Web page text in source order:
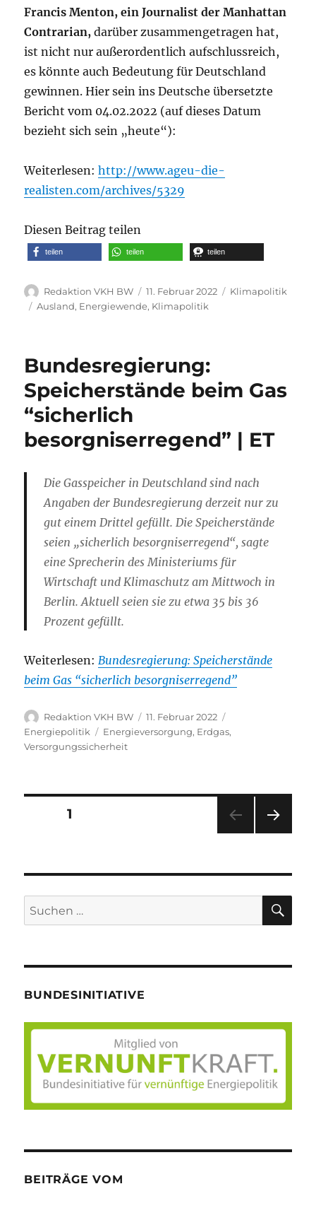
Francis Menton, ein Journalist der Manhattan
Contrarian,darüber zusammengetragen hat,
ist nicht nur außerordentlich aufschlussreich,
es könnte auch Bedeutung für Deutschland
gewinnen. Hier sein ins Deutsche übersetzte
Bericht vom 04.02.2022 (auf dieses Datum
bezieht sich sein „heute“):
Weiterlesen:http://www.ageu-die-
realisten.com/archives/5329
Diesen Beitrag teilen
teilen teilen teilen
Autor
Redaktion VKH BW
Veröffentlicht
am
11. Februar 2022 Kategorien
Klimapolitik
Schlagwörter
Ausland, Energiewende, Klimapolitik
Bundesregierung:
Speicherstände beim Gas
“sicherlich
besorgniserregend” | ET
Die Gasspeicher in Deutschland sind nach
Angaben der Bundesregierung derzeit nur zu
gut einem Drittel gefüllt. Die Speicherstände
seien „sicherlich besorgniserregend“, sagte
eine Sprecherin des Ministeriums für
Wirtschaft und Klimaschutz am Mittwoch in
Berlin. Aktuell seien sie zu etwa 35 bis 36
Prozent gefüllt.
Weiterlesen: Bundesregierung: Speicherstände
beim Gas “sicherlich besorgniserregend”
Autor
Redaktion VKH BW
Veröffentlicht
am
11. Februar 2022
Energiepolitik
Schlagwörter
Energieversorgung, Erdgas,
Versorgungssicherheit
Seitennummerierung
Beiträge
SEITE1
E
Suche
nach:
BUNDESINITIATIVE
BEITRÄGE VOM